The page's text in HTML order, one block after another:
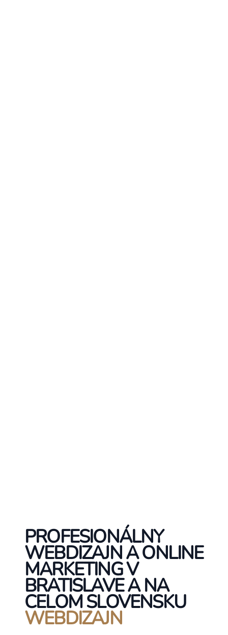
PROFESIONÁLNY
WEBDIZAJN A ONLINE
MARKETING V
BRATISLAVE A NA
CELOM SLOVENSKU
WEBDIZAJN